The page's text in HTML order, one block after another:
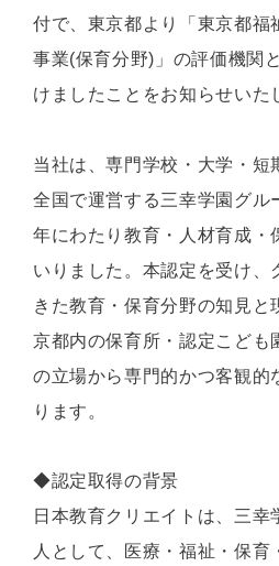
付で、東京都より「東京都福
事業(保育分野)」の評価機関
けましたことをお知らせいた
当社は、専門学校・大学・短
全国で運営する三幸学園グル
年にわたり教育・人材育成・
いりました。本認定を受け、
きた教育・保育分野の知見と
京都内の保育所・認定こども
の立場から専門的かつ客観的
ります。
◆認定取得の背景
日本教育クリエイトは、三幸
人として、医療・福祉・保育